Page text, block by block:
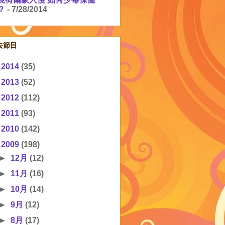
- 7/28/2014
節目
2014 (35)
2013 (52)
2012 (112)
2011 (93)
2010 (142)
2009 (198)
12月(12)
11月(16)
10月(14)
9月(12)
8月(17)